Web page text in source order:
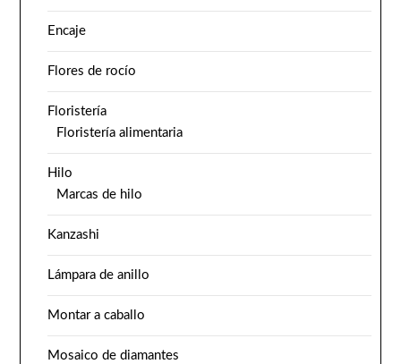
Encaje
Flores de rocío
Floristería
Floristería alimentaria
Hilo
Marcas de hilo
Kanzashi
Lámpara de anillo
Montar a caballo
Mosaico de diamantes